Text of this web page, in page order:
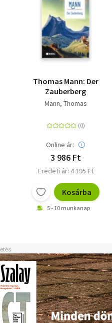
Thomas Mann: Der
Zauberberg
Mann, Thomas
Online ár:
3 986 Ft
Eredeti ár: 4 195 Ft
Kosárba
5 - 10 munkanap